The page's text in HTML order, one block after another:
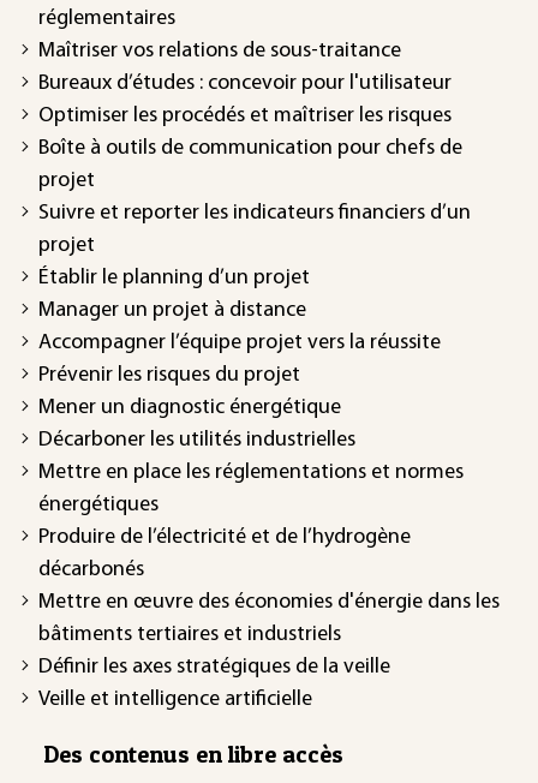
réglementaires
Maîtriser vos relations de sous-traitance
Bureaux d’études : concevoir pour l'utilisateur
Optimiser les procédés et maîtriser les risques
Boîte à outils de communication pour chefs de
projet
Suivre et reporter les indicateurs financiers d’un
projet
Établir le planning d’un projet
Manager un projet à distance
Accompagner l’équipe projet vers la réussite
Prévenir les risques du projet
Mener un diagnostic énergétique
Décarboner les utilités industrielles
Mettre en place les réglementations et normes
énergétiques
Produire de l’électricité et de l’hydrogène
décarbonés
Mettre en œuvre des économies d'énergie dans les
bâtiments tertiaires et industriels
Définir les axes stratégiques de la veille
Veille et intelligence artificielle
Des contenus en libre accès